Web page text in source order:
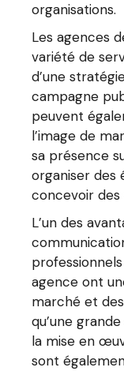
organisations.
Les agences
variété de
d’une
campagne
peuvent
l’image de
sa présence
organiser des
concevoir
L’un des
agence ont
marché et
qu’une
la mise en
sont